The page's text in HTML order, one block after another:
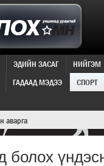
ЭДИЙН ЗАСАГ
НИЙГЭМ
ГАДААД МЭДЭЭ
СПОРТ
аварга
болох